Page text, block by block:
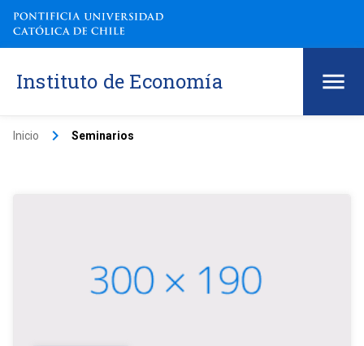
Instituto de Economía
Inicio keyboard_arrow_right Seminarios